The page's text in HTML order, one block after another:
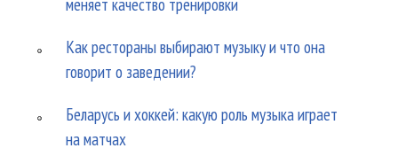
Как рестораны выбирают музыку и что она
говорит о заведении?
Беларусь и хоккей: какую роль музыка играет
на матчах